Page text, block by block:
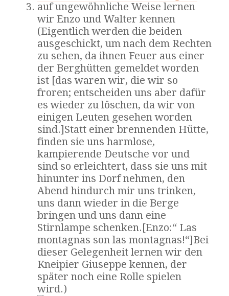
auf ungewöhnliche Weise lernen
wir Enzo und Walter kennen
(Eigentlich werden die beiden
ausgeschickt, um nach dem Rechten
zu sehen, da ihnen Feuer aus einer
der Berghütten gemeldet worden
ist [das waren wir, die wir so
froren; entscheiden uns aber dafür
es wieder zu löschen, da wir von
einigen Leuten gesehen worden
sind.]Statt einer brennenden Hütte,
finden sie uns harmlose,
kampierende Deutsche vor und
sind so erleichtert, dass sie uns mit
hinunter ins Dorf nehmen, den
Abend hindurch mir uns trinken,
uns dann wieder in die Berge
bringen und uns dann eine
Stirnlampe schenken.[Enzo:“ Las
montagnas son las montagnas!“]Bei
dieser Gelegenheit lernen wir den
Kneipier Giuseppe kennen, der
später noch eine Rolle spielen
wird.)